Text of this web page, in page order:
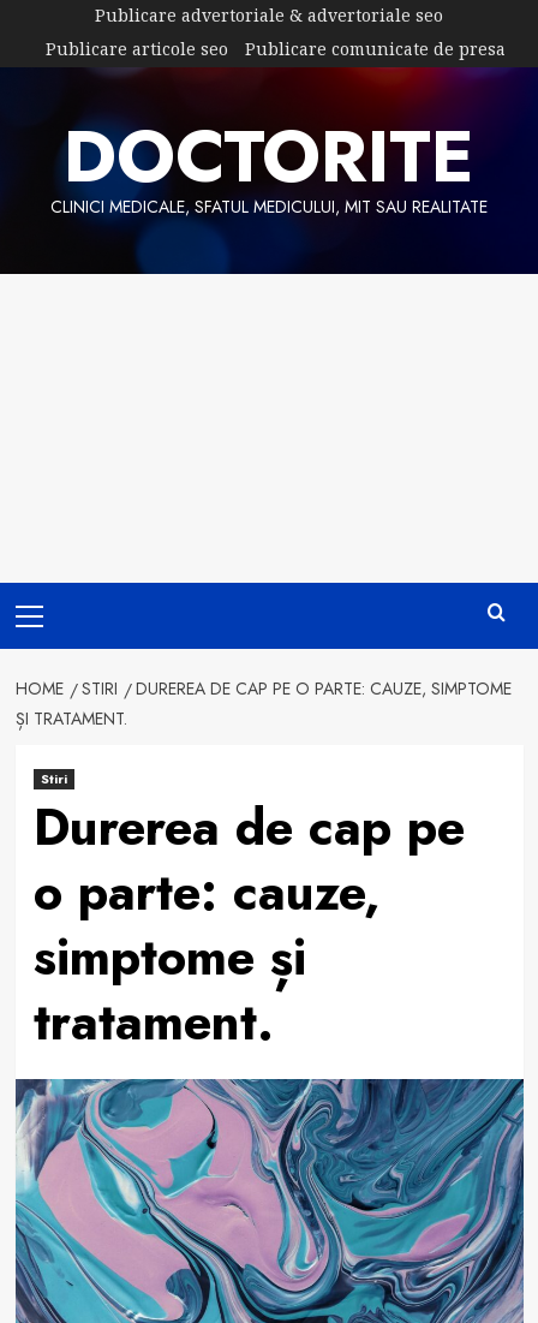
content
Publicare advertoriale & advertoriale seo
Publicare articole seo
Publicare comunicate de presa
DOCTORITE
CLINICI MEDICALE, SFATUL MEDICULUI, MIT SAU REALITATE
Menu
HOME STIRI
DUREREA DE CAP PE O PARTE: CAUZE, SIMPTOME
ȘI TRATAMENT.
Stiri
Durerea de cap pe
o parte: cauze,
simptome și
tratament.